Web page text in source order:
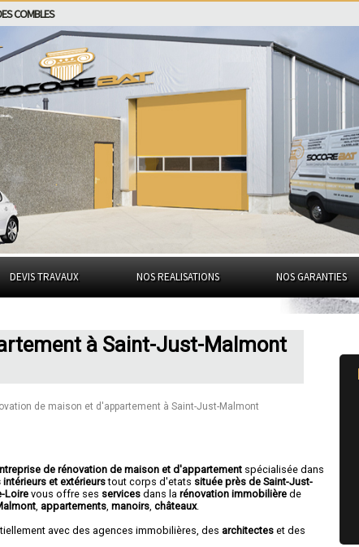
COMBLES
DEVIS TRAVAUX NOS REALISATIONS NOS GARANTIES
à Saint-Just-Malmont
de maison et d'appartement à Saint-Just-Malmont
de rénovation de maison et d'appartement spécialisée dans
et extérieurstout corps d'etats située près de Saint-Just-
Loirevous offre ses services dans larénovation immobilière de
appartements ,manoirs ,châteaux.
avec des agences immobilières, des architectes et des